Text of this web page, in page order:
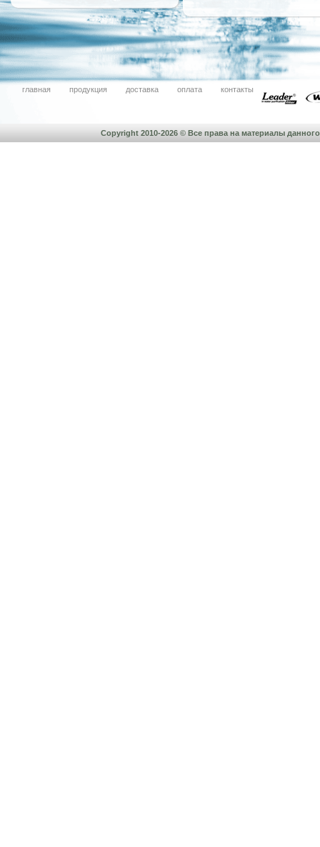
главная продукция доставка оплата контакты
Copyright 2010-2026 © Все права на материалы